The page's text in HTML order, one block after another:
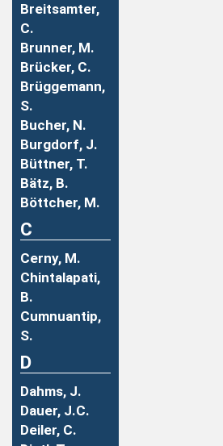
Breitsamter,
C.
Brunner, M.
Brücker, C.
Brüggemann,
S.
Bucher, N.
Burgdorf, J.
Büttner, T.
Bätz, B.
Böttcher, M.
C
Cerny, M.
Chintalapati,
B.
Cumnuantip,
S.
D
Dahms, J.
Dauer, J.C.
Deiler, C.